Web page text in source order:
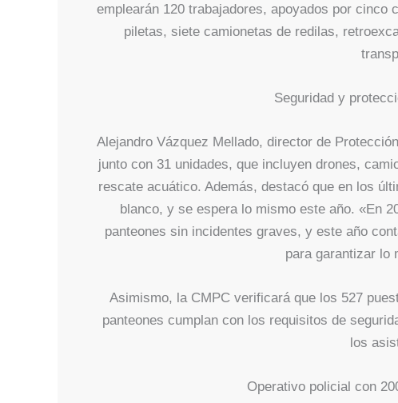
emplearán 120 trabajadores, apoyados por
piletas, siete camionetas de redilas,
Seguridad y
Alejandro Vázquez Mellado, director de
junto con 31 unidades, que incluyen drones,
rescate acuático. Además, destacó que en los
blanco, y se espera lo mismo este año. «En
panteones sin incidentes graves, y este año
para garantizar lo
Asimismo, la CMPC verificará que los 527
panteones cumplan con los requisitos de
los
Operativo policial con